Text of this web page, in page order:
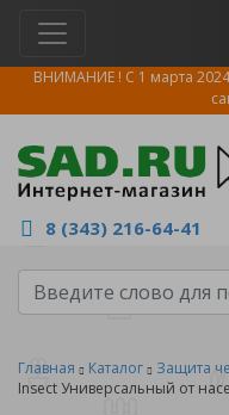
ВНИМАНИЕ ! С 1 марта
8 (343) 216-64-41
Главная Каталог Защита
Insect Универсальный от